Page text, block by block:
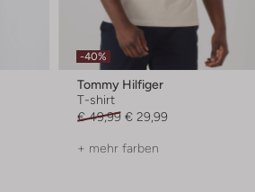
-40%
Tommy Hilfiger
T-shirt
€ 49,99 € 29,99
+ mehr farben